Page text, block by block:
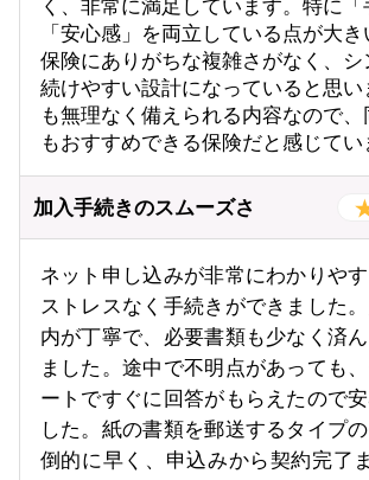
く、非常に満足しています。特に「
「安心感」を両立している点が大
保険にありがちな複雑さがなく、シ
続けやすい設計になっていると思い
も無理なく備えられる内容なので、
もおすすめできる保険だと感じてい
加入手続きのスムーズさ
ネット申し込みが非常にわかりや
ストレスなく手続きができました
内が丁寧で、必要書類も少なく済
ました。途中で不明点があっても
ートですぐに回答がもらえたので
した。紙の書類を郵送するタイプ
倒的に早く、申込みから契約完了